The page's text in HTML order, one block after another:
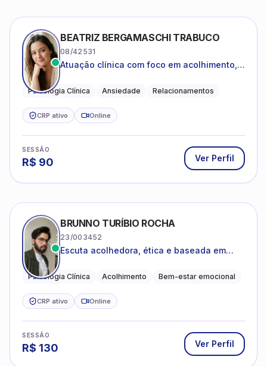
BEATRIZ BERGAMASCHI TRABUCO
08/42531
Atuação clínica com foco em acolhimento,
Psicologia Clínica Ansiedade Relacionamentos
CRP ativo Online
SESSÃO
R$ 90 Ver Perfil
BRUNNO TURÍBIO ROCHA
23/003452
Escuta acolhedora, ética e baseada em
Psicologia Clínica Acolhimento Bem-estar emocional
CRP ativo Online
SESSÃO
R$ 130 Ver Perfil